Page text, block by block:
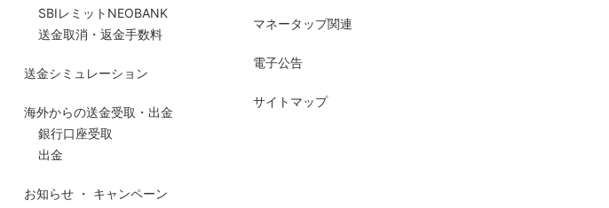
SBIレミットNEOBANK
送金取消・返金手数料
送金シミュレーション
海外からの送金受取・出金
銀行口座受取
出金
お知らせ ・ キャンペーン
マネータップ関連
電子公告
サイトマップ